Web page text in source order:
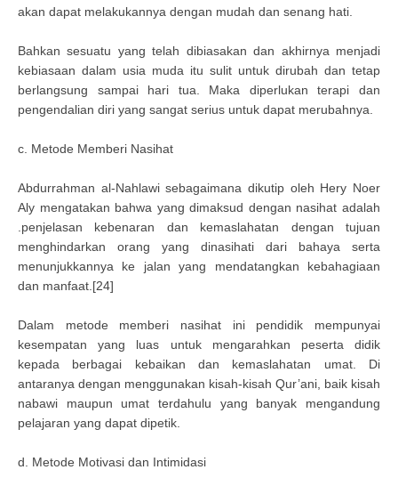
akan dapat melakukannya dengan mudah dan senang hati.
Bahkan sesuatu yang telah dibiasakan dan akhirnya menjadi
kebiasaan dalam usia muda itu sulit untuk dirubah dan tetap
berlangsung sampai hari tua. Maka diperlukan terapi dan
pengendalian diri yang sangat serius untuk dapat merubahnya.
c. Metode Memberi Nasihat
Abdurrahman al-Nahlawi sebagaimana dikutip oleh Hery Noer
Aly mengatakan bahwa yang dimaksud dengan nasihat adalah
.penjelasan kebenaran dan kemaslahatan dengan tujuan
menghindarkan orang yang dinasihati dari bahaya serta
menunjukkannya ke jalan yang mendatangkan kebahagiaan
dan manfaat.[24]
Dalam metode memberi nasihat ini pendidik mempunyai
kesempatan yang luas untuk mengarahkan peserta didik
kepada berbagai kebaikan dan kemaslahatan umat. Di
antaranya dengan menggunakan kisah-kisah Qur’ani, baik kisah
nabawi maupun umat terdahulu yang banyak mengandung
pelajaran yang dapat dipetik.
d. Metode Motivasi dan Intimidasi